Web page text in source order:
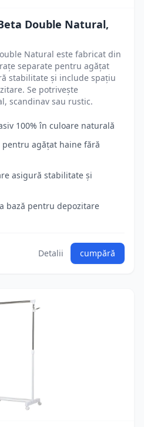
Double Natural,
Natural este fabricat din
separate pentru agățat
stabilitate și include spațiu
Se potrivește
scandinav sau rustic.
100% în culoare naturală
pentru agățat haine fără
asigură stabilitate și
bază pentru depozitare
Detalii cumpără